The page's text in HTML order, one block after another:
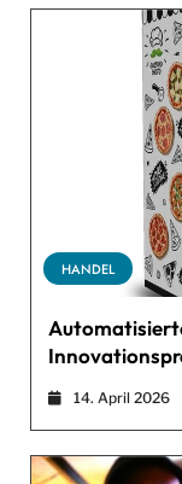
HANDEL
14. April 2026